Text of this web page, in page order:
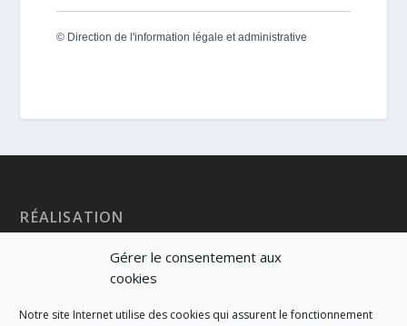
Gérer le consentement aux
cookies
Notre site Internet utilise des cookies qui assurent le fonctionnement
© Direction de l'information légale et administrative
RÉALISATION